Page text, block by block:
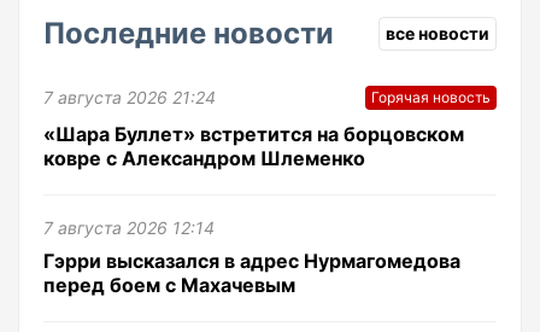
Последние новости все новости
7 августа 2026 21:24 Горячая новость
«Шара Буллет» встретится на борцовском
ковре с Александром Шлеменко
7 августа 2026 12:14
Гэрри высказался в адрес Нурмагомедова
перед боем с Махачевым